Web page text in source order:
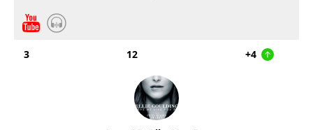
3 12 +4